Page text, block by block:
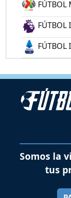
FÚTBOL
FÚTBOL
FÚTBOL
Somos la
tus